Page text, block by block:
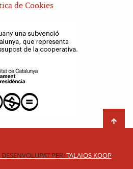
de Cookies
PER:TALAIOS KOOP